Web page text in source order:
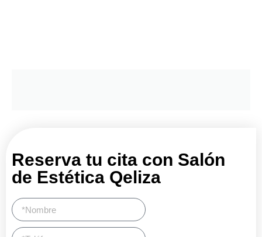
Reserva tu cita con Salón
de Estética Qeliza